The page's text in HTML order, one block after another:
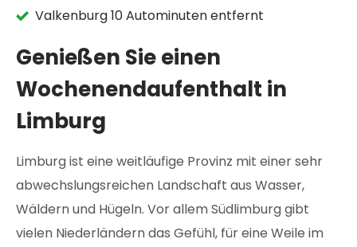
Valkenburg 10 Autominuten entfernt
Genießen Sie einen
Wochenendaufenthalt in
Limburg
Limburg ist eine weitläufige Provinz mit einer sehr
abwechslungsreichen Landschaft aus Wasser,
Wäldern und Hügeln. Vor allem Südlimburg gibt
vielen Niederländern das Gefühl, für eine Weile im